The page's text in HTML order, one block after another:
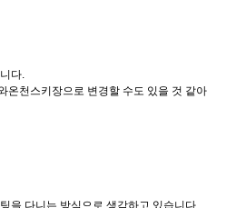
다.
온천스키장으로 변경할 수도 있을 것 같아
을 다니는 방식으로 생각하고 있습니다.